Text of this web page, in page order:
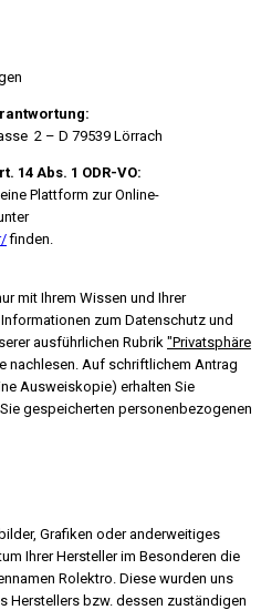
2 – D 79539 Lörrach
14 Abs. 1 ODR-VO:
Plattform zur Online-
finden.
mit Ihrem Wissen und Ihrer
zum Datenschutz und
ausführlichen Rubrik "Privatsphäre
nachlesen. Auf schriftlichem Antrag
Ausweiskopie) erhalten Sie
gespeicherten personenbezogenen
Grafiken oder anderweitiges
Ihrer Hersteller im Besonderen die
Rolektro. Diese wurden uns
Herstellers bzw. dessen zuständigen